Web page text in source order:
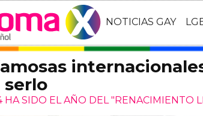
NOTICIAS GAY
serlo
HA SIDO EL AÑO DEL "RENACIMIENTO